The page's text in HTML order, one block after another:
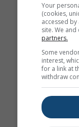
Your
(cookies,
accessed
site. We
partners.
Some
interest,
for a link at
withdraw